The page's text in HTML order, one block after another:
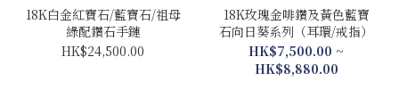
18K白金紅寶石/藍寶石/祖母
綠配鑽石手鏈
HK$24,500.00
18K玫瑰金啡鑽及黃色藍寶
石向日葵系列（耳環/戒指）
HK$7,500.00 ~
HK$8,880.00